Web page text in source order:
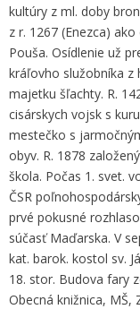
kultúry z ml. doby
z r. 1267 (Enezca)
Pouša. Osídlenie už
kráľovho služobníka z
majetku šľachty. R.
cisárskych vojsk s
mestečko s
obyv. R. 1878
škola. Počas 1. svet.
ČSR
prvé pokusné
súčasť Maďarska. V
kat. barok. kostol sv.
18. stor. Budova fary
Obecná knižnica, MŠ,